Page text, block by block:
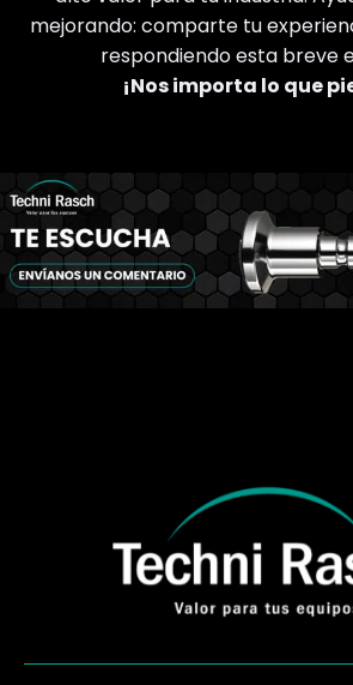
mejorando: comparte tu
respondiendo esta breve
¡Nos importa lo que